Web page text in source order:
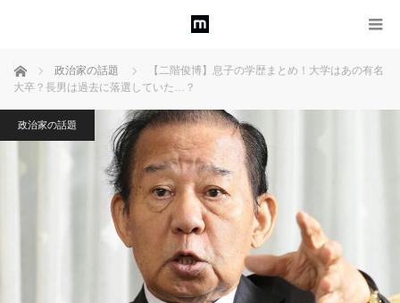
ホーム 政治家の話題
【二階俊博】息子の学歴まとめ！大学はあの有名
大卒？長男は過去に落選していた…？
政治家の話題